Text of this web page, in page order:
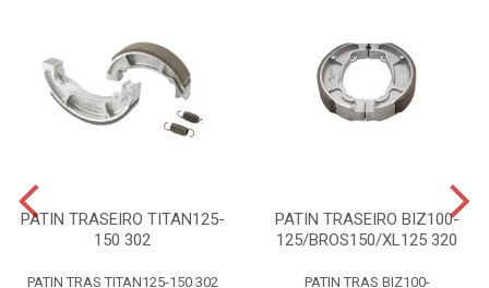
PATIN TRASEIRO TITAN125-
150 302
PATIN TRAS TITAN125-150 302
PATIN TRASEIRO BIZ100-
125/BROS150/XL125 320
PATIN TRAS BIZ100-